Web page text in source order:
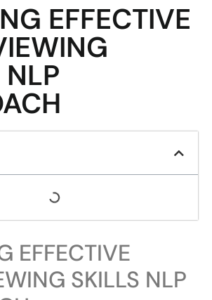
EFFECTIVE
NLP
EFFECTIVE
SKILLS NLP